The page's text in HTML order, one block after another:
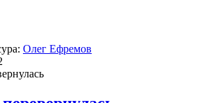
Олег Ефремов